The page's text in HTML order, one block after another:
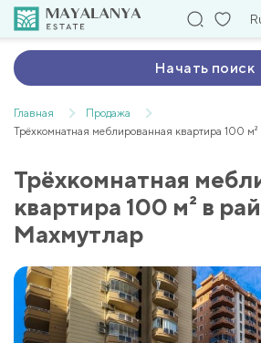
Начать поиск
Главная
Продажа
Трёхкомнатная меблированная квартира 100
Трёхкомнатная
квартира 100 м² в
Махмутлар